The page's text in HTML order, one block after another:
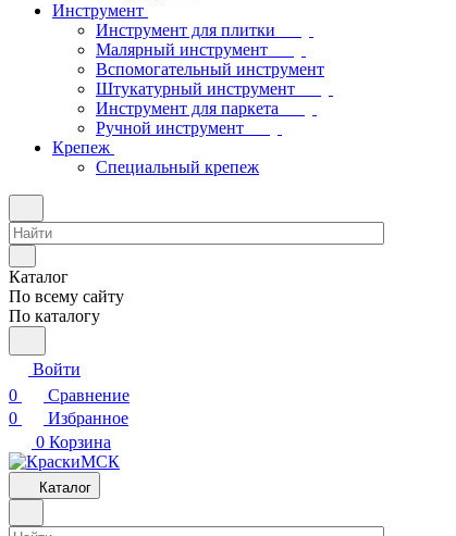
Инструмент
Инструмент для плитки
Малярный инструмент
Вспомогательный инструмент
Штукатурный инструмент
Инструмент для паркета
Ручной инструмент
Крепеж
Специальный крепеж
Каталог
По всему сайту
По каталогу
Войти
0
Сравнение
0
Избранное
0 Корзина
Каталог